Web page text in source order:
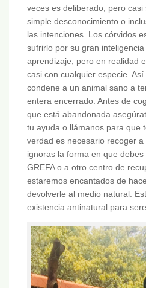
veces es deliberado, pero
simple desconocimiento o
las intenciones. Los córvidos
sufrirlo por su gran
aprendizaje, pero en realidad
casi con cualquier especie.
condene a un animal sano a
entera encerrado. Antes de
que está abandonada
tu ayuda o llámanos para que
verdad es necesario recoger
ignoras la forma en que
GREFA o a otro centro de
estaremos encantados de
devolverle al medio natural.
existencia antinatural para